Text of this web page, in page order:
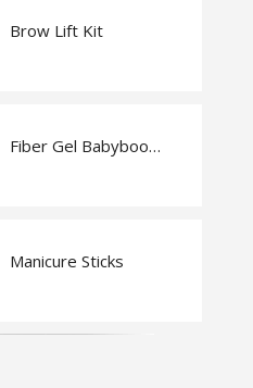
Brow Lift Kit
Fiber Gel Babyboomer Pink
Manicure Sticks